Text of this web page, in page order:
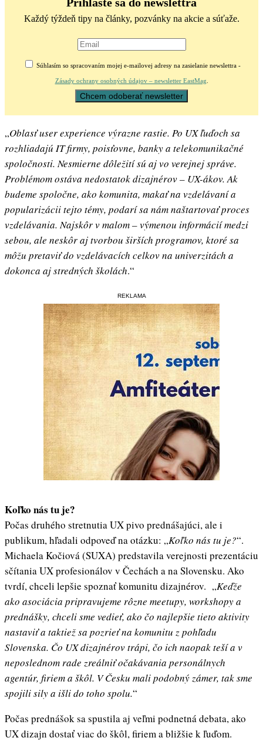
Každý týždeň tipy na články, pozvánky na akcie a súťaže.
Súhlasím so spracovaním mojej e-mailovej adresy na zasielanie newslettra -
Zásady ochrany osobných údajov – newsletter EastMag
„Oblasť user experience výrazne rastie. Po UX ľuďoch sa
rozhliadajú IT firmy, poisťovne, banky a telekomunikačné
spoločnosti. Nesmierne dôležití sú aj vo verejnej správe.
Problémom ostáva nedostatok dizajnérov – UX-ákov. Ak
budeme spoločne, ako komunita, makať na vzdelávaní a
popularizácii tejto témy, podarí sa nám naštartovať proces
vzdelávania. Najskôr v malom – výmenou informácií medzi
sebou, ale neskôr aj tvorbou širších programov, ktoré sa
môžu pretaviť do vzdelávacích celkov na univerzitách a
dokonca aj stredných školách.“
REKLAMA
Koľko nás tu je?
Počas druhého stretnutia UX pivo prednášajúci, ale i
publikum, hľadali odpoveď na otázku: „Koľko nás tu je?“.
Michaela Kočiová (SUXA) predstavila verejnosti prezentáciu
sčítania UX profesionálov v Čechách a na Slovensku. Ako
tvrdí, chceli lepšie spoznať komunitu dizajnérov. „Keďže
ako asociácia pripravujeme rôzne meetupy, workshopy a
prednášky, chceli sme vedieť, ako čo najlepšie tieto aktivity
nastaviť a taktiež sa pozrieť na komunitu z pohľadu
Slovenska. Čo UX dizajnérov trápi, čo ich naopak teší a v
neposlednom rade zreálniť očakávania personálnych
agentúr, firiem a škôl. V Česku mali podobný zámer, tak sme
spojili sily a išli do toho spolu.“
Počas prednášok sa spustila aj veľmi podnetná debata, ako
UX dizajn dostať viac do škôl, firiem a bližšie k ľuďom.